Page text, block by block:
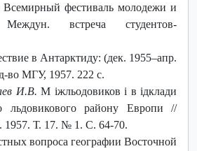
фестиваль молодежи и
Междун. встреча студентов-
в Антарктиду: (дек. 1955–апр.
во МГУ, 1957. 222 с.
И.В. М iжльодовиков i в iдклади
льдовикового району Европи //
1957. Т. 17. № 1. С. 64-70.
вопроса географии Восточной